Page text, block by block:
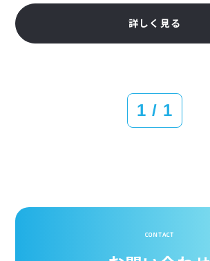
詳しく見る
1 / 1
CONTACT